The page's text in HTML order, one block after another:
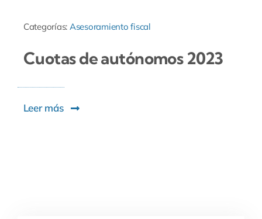
Categorías: Asesoramiento fiscal
Cuotas de autónomos 2023
Leer más